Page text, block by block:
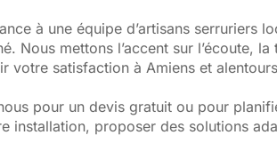
à une équipe d’artisans serruriers
Nous mettons l’accent sur l’écoute,
votre satisfaction à Amiens et
pour un devis gratuit ou pour
installation, proposer des solutions